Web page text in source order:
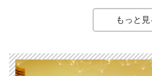
もっと見